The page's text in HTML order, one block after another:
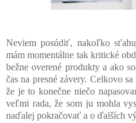
Neviem posúdiť, nakoľko
mám momentálne tak kritické
bežne overené produkty a ako
čas na presné závery. Celkovo
že je to konečne niečo
veľmi rada, že som ju mohla
naďalej pokračovať a o ďalších